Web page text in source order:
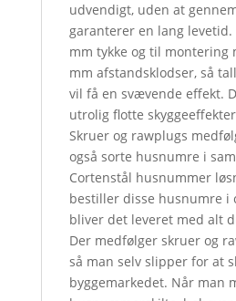
udvendigt, uden at
garanterer en lang levetid.
mm tykke og til montering
mm afstandsklodser, så
vil få en svævende effekt.
utrolig flotte
Skruer og rawplugs
også sorte husnumre i
Cortenstål husnummer
bestiller disse husnumre i
bliver det leveret med alt
Der medfølger skruer og
så man selv slipper for at
byggemarkedet. Når man